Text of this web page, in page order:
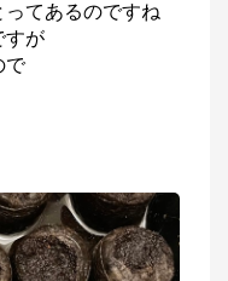
てあるのですね
すが
で